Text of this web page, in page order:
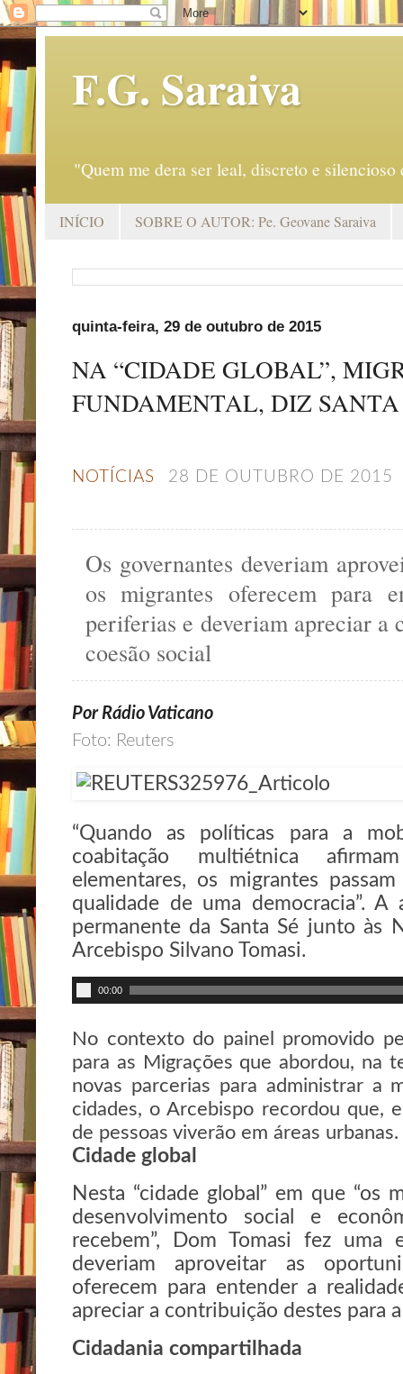
F.G. Saraiva
"Quem me dera ser leal, discreto e
INÍCIO SOBRE O AUTOR: Pe. Geovane Saraiva
quinta-feira, 29 de outubro de 2015
NA “CIDADE GLOBAL”,
FUNDAMENTAL, DIZ SANTA
NOTÍCIAS 28 DE OUTUBRO DE 2015
Os governantes deveriam
os migrantes oferecem para
periferias e deveriam apreciar a
coesão social
Por Rádio Vaticano
Foto: Reuters
“Quando as políticas para a
coabitação multiétnica
elementares, os migrantes
qualidade de uma democracia”.
permanente da Santa Sé junto às
Arcebispo Silvano Tomasi.
00:00
No contexto do painel promovido
para as Migrações que abordou, na
novas parcerias para administrar a
cidades, o Arcebispo recordou que,
de pessoas viverão em áreas urbanas.
Cidade global
Nesta “cidade global” em que “os
desenvolvimento social e
recebem”, Dom Tomasi fez uma
deveriam aproveitar as
oferecem para entender a
apreciar a contribuição destes para a
Cidadania compartilhada